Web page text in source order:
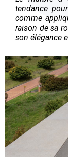
tendance
comme
raison de sa
son élégance